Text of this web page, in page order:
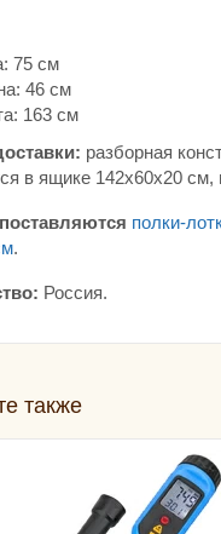
75 см
46 см
163 см
разборная
в ящике 142х60х20 см,
полки-
.
Россия.
также